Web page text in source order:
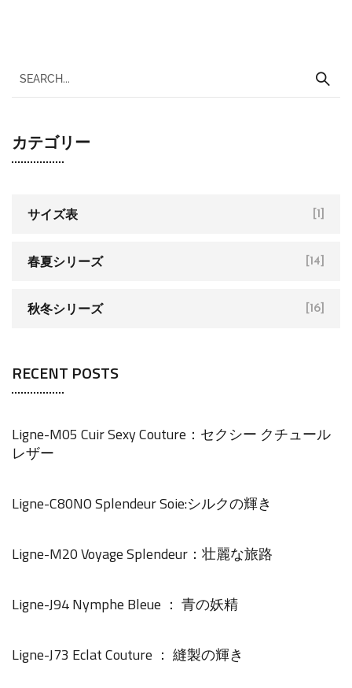
カテゴリー
サイズ表 [1]
春夏シリーズ [14]
秋冬シリーズ [16]
RECENT POSTS
Ligne-M05 Cuir Sexy Couture：セクシー クチュール
レザー
Ligne-C80NO Splendeur Soie:シルクの輝き
Ligne-M20 Voyage Splendeur：壮麗な旅路
Ligne-J94 Nymphe Bleue ： 青の妖精
Ligne-J73 Eclat Couture ： 縫製の輝き